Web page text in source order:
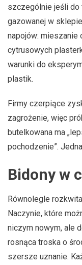
szczególnie jeśli do
gazowanej w
napojów: mieszanie
cytrusowych
warunki do
plastik.
Firmy czerpiące
zagrożenie, więc
butelkowana ma
pochodzenie”.
Bidony w
Równolegle
Naczynie, które
niczym nowym, ale
rosnąca troska o
szersze uznanie.